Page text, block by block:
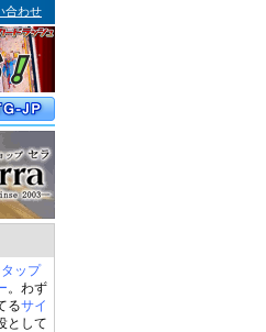
合わせ
ップ
。わず
るサイ
として